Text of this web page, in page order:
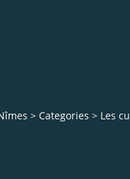
> Categories > Les